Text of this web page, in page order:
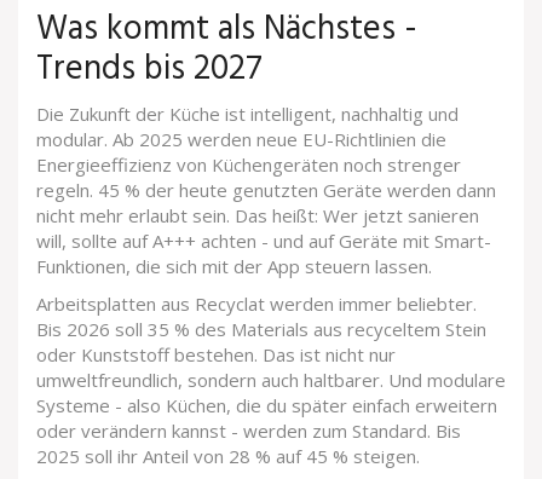
Was kommt als Nächstes -
Trends bis 2027
Die Zukunft der Küche ist intelligent, nachhaltig und
modular. Ab 2025 werden neue EU-Richtlinien die
Energieeffizienz von Küchengeräten noch strenger
regeln. 45 % der heute genutzten Geräte werden dann
nicht mehr erlaubt sein. Das heißt: Wer jetzt sanieren
will, sollte auf A+++ achten - und auf Geräte mit Smart-
Funktionen, die sich mit der App steuern lassen.
Arbeitsplatten aus Recyclat werden immer beliebter.
Bis 2026 soll 35 % des Materials aus recyceltem Stein
oder Kunststoff bestehen. Das ist nicht nur
umweltfreundlich, sondern auch haltbarer. Und modulare
Systeme - also Küchen, die du später einfach erweitern
oder verändern kannst - werden zum Standard. Bis
2025 soll ihr Anteil von 28 % auf 45 % steigen.